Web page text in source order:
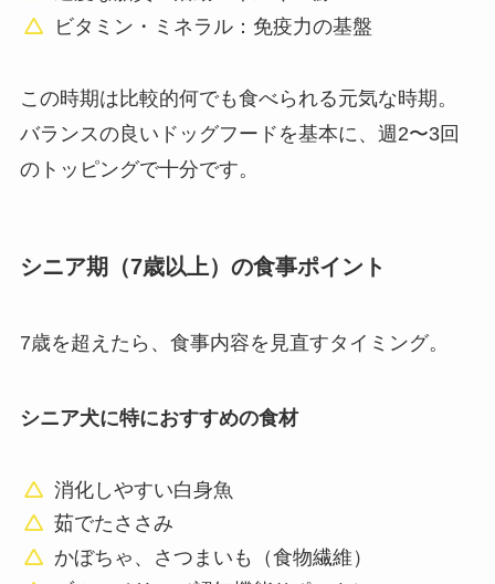
ビタミン・ミネラル：免疫力の基盤
この時期は比較的何でも食べられる元気な時期。
バランスの良いドッグフードを基本に、週2〜3回
のトッピングで十分です。
シニア期（7歳以上）の食事ポイント
7歳を超えたら、食事内容を見直すタイミング。
シニア犬に特におすすめの食材
消化しやすい白身魚
茹でたささみ
かぼちゃ、さつまいも（食物繊維）